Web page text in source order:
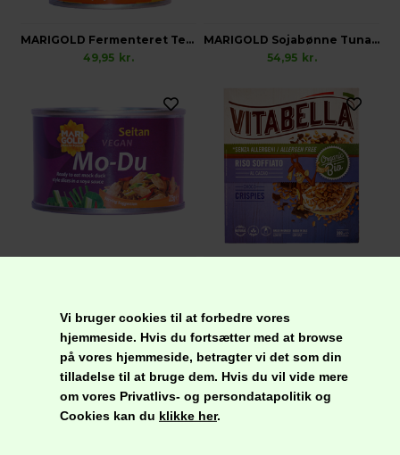
Vi bruger cookies til at forbedre vores
hjemmeside. Hvis du fortsætter med at browse
på vores hjemmeside, betragter vi det som din
tilladelse til at bruge dem. Hvis du vil vide mere
om vores Privatlivs- og persondatapolitik og
Cookies kan du klikke her.
MARIGOLD Fermenteret Tempeh i Skiver, Vegansk Glutenfri
49,95 kr.
MARIGOLD Sojabønne Tunah, Vegansk
54,95 kr.